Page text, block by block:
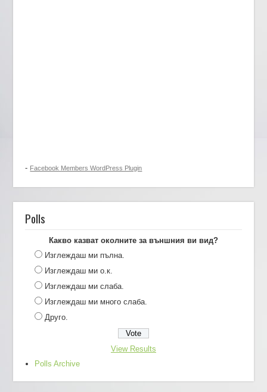
- Facebook Members WordPress Plugin
Polls
Какво казват околните за външния ви вид?
Изглеждаш ми пълна.
Изглеждаш ми о.к.
Изглеждаш ми слаба.
Изглеждаш ми много слаба.
Друго.
View Results
Polls Archive